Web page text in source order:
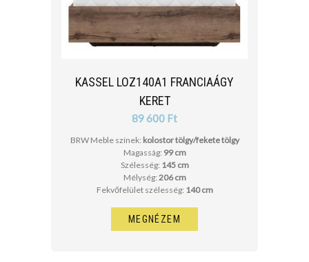
KASSEL LOZ140A1 FRANCIAÁGY
KERET
89 600 Ft
BRW Meble színek: kolostor tölgy/fekete tölgy
Magasság: 99 cm
Szélesség: 145 cm
Mélység: 206 cm
Fekvőfelület szélesség: 140 cm
MEGNÉZEM